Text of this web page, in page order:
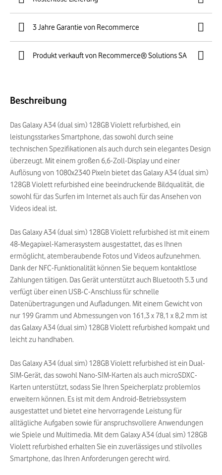
3 Jahre Garantie von Recommerce
Produkt verkauft von Recommerce® Solutions SA
Beschreibung
Das Galaxy A34 (dual sim) 128GB Violett refurbished, ein
leistungsstarkes Smartphone, das sowohl durch seine
technischen Spezifikationen als auch durch sein elegantes Design
überzeugt. Mit einem großen 6,6-Zoll-Display und einer
Auflösung von 1080x2340 Pixeln bietet das Galaxy A34 (dual sim)
128GB Violett refurbished eine beeindruckende Bildqualität, die
sowohl für das Surfen im Internet als auch für das Ansehen von
Videos ideal ist.
Das Galaxy A34 (dual sim) 128GB Violett refurbished ist mit einem
48-Megapixel-Kamerasystem ausgestattet, das es Ihnen
ermöglicht, atemberaubende Fotos und Videos aufzunehmen.
Dank der NFC-Funktionalität können Sie bequem kontaktlose
Zahlungen tätigen. Das Gerät unterstützt auch Bluetooth 5.3 und
verfügt über einen USB-C-Anschluss für schnelle
Datenübertragungen und Aufladungen. Mit einem Gewicht von
nur 199 Gramm und Abmessungen von 161,3 x 78,1 x 8,2 mm ist
das Galaxy A34 (dual sim) 128GB Violett refurbished kompakt und
leicht zu handhaben.
Das Galaxy A34 (dual sim) 128GB Violett refurbished ist ein Dual-
SIM-Gerät, das sowohl Nano-SIM-Karten als auch microSDXC-
Karten unterstützt, sodass Sie Ihren Speicherplatz problemlos
erweitern können. Es ist mit dem Android-Betriebssystem
ausgestattet und bietet eine hervorragende Leistung für
alltägliche Aufgaben sowie für anspruchsvollere Anwendungen
wie Spiele und Multimedia. Mit dem Galaxy A34 (dual sim) 128GB
Violett refurbished erhalten Sie ein zuverlässiges und stilvolles
Smartphone, das Ihren Anforderungen gerecht wird.